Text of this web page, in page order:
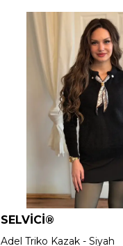
SELVİCİ®
Adel Triko Kazak - Siyah